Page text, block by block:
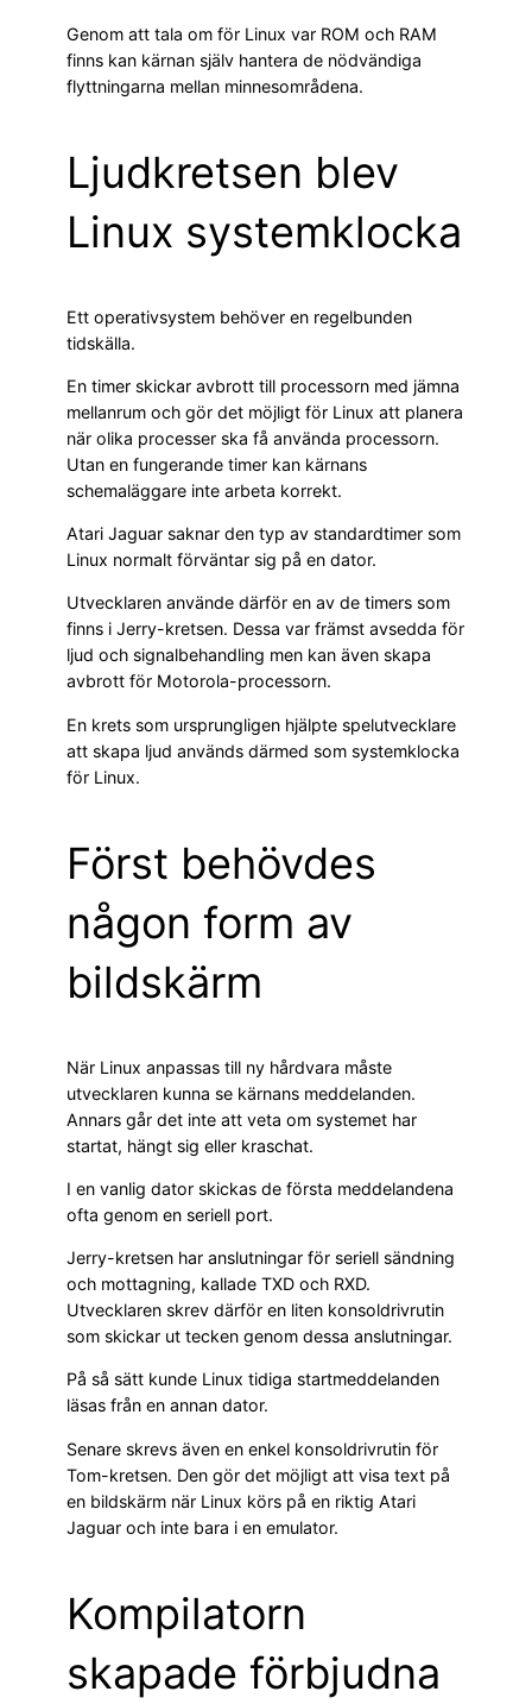
Genom att tala om för Linux var ROM och RAM
finns kan kärnan själv hantera de nödvändiga
flyttningarna mellan minnesområdena.
Ljudkretsen blev
Linux systemklocka
Ett operativsystem behöver en regelbunden
tidskälla.
En timer skickar avbrott till processorn med jämna
mellanrum och gör det möjligt för Linux att planera
när olika processer ska få använda processorn.
Utan en fungerande timer kan kärnans
schemaläggare inte arbeta korrekt.
Atari Jaguar saknar den typ av standardtimer som
Linux normalt förväntar sig på en dator.
Utvecklaren använde därför en av de timers som
finns i Jerry-kretsen. Dessa var främst avsedda för
ljud och signalbehandling men kan även skapa
avbrott för Motorola-processorn.
En krets som ursprungligen hjälpte spelutvecklare
att skapa ljud används därmed som systemklocka
för Linux.
Först behövdes
någon form av
bildskärm
När Linux anpassas till ny hårdvara måste
utvecklaren kunna se kärnans meddelanden.
Annars går det inte att veta om systemet har
startat, hängt sig eller kraschat.
I en vanlig dator skickas de första meddelandena
ofta genom en seriell port.
Jerry-kretsen har anslutningar för seriell sändning
och mottagning, kallade TXD och RXD.
Utvecklaren skrev därför en liten konsoldrivrutin
som skickar ut tecken genom dessa anslutningar.
På så sätt kunde Linux tidiga startmeddelanden
läsas från en annan dator.
Senare skrevs även en enkel konsoldrivrutin för
Tom-kretsen. Den gör det möjligt att visa text på
en bildskärm när Linux körs på en riktig Atari
Jaguar och inte bara i en emulator.
Kompilatorn
skapade förbjudna